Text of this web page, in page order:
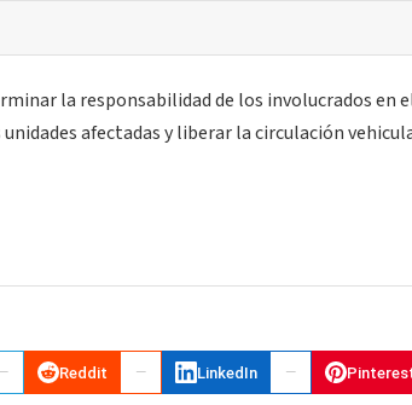
la responsabilidad de los involucrados en
afectadas y liberar la circulación
Reddit LinkedIn